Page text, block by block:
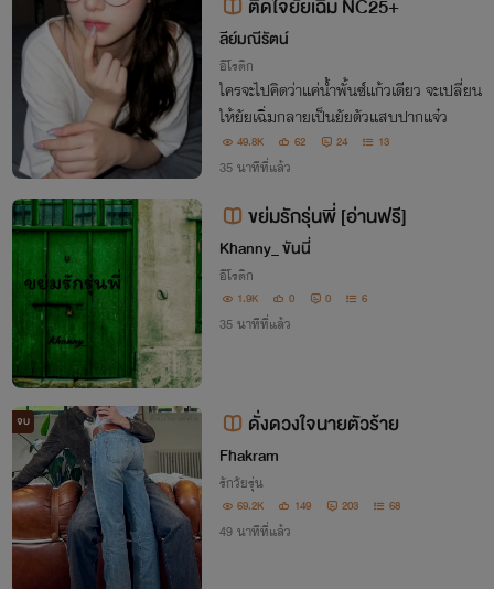
ติดใจยัยเฉิ่ม NC25+
ลีย์มณีรัตน์
อีโรติก
ใครจะไปคิดว่าแค่น้ำพั้นซ์แก้วเดียว จะเปลี่ยน
ให้ยัยเฉิ่มกลายเป็นยัยตัวแสบปากแจ๋ว
49.8K 62 24 13
35 นาทีที่แล้ว
ขย่มรักรุ่นพี่ [อ่านฟรี]
Khanny_ ขันนี่
อีโรติก
1.9K 0 0 6
35 นาทีที่แล้ว
จบ ดั่งดวงใจนายตัวร้าย
Fhakram
รักวัยรุ่น
69.2K 149 203 68
49 นาทีที่แล้ว